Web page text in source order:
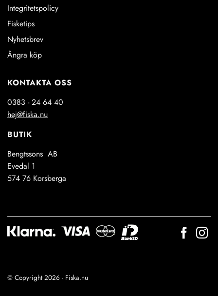
Integritetspolicy
Fisketips
Nyhetsbrev
Ångra köp
KONTAKTA OSS
0383 - 24 64 40
hej@fiska.nu
BUTIK
Bengtssons AB
Evedal 1
574 76 Korsberga
© Copyright 2026 - Fiska.nu